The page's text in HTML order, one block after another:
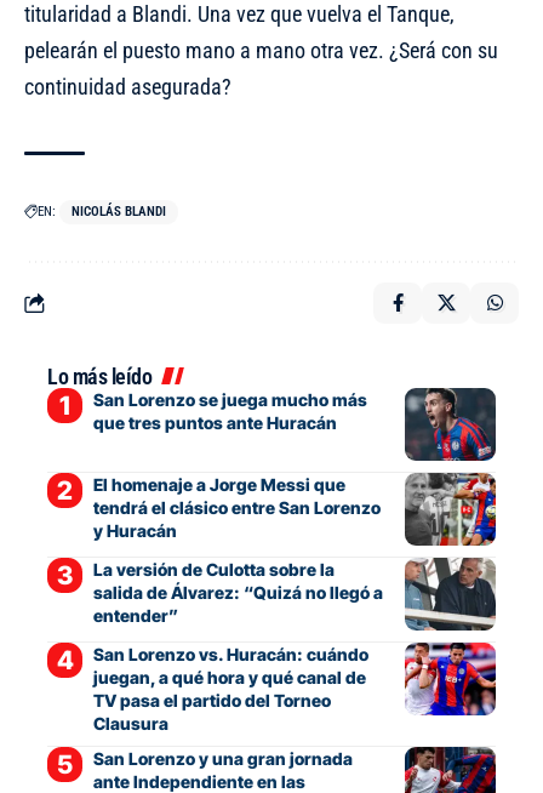
titularidad a Blandi. Una vez que vuelva el Tanque,
pelearán el puesto mano a mano otra vez. ¿Será con su
continuidad asegurada?
EN: NICOLÁS BLANDI
Lo más leído
San Lorenzo se juega mucho más
que tres puntos ante Huracán
El homenaje a Jorge Messi que
tendrá el clásico entre San Lorenzo
y Huracán
La versión de Culotta sobre la
salida de Álvarez: “Quizá no llegó a
entender”
San Lorenzo vs. Huracán: cuándo
juegan, a qué hora y qué canal de
TV pasa el partido del Torneo
Clausura
San Lorenzo y una gran jornada
ante Independiente en las